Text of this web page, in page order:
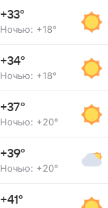
+33°
Ночью: +18°
+34°
Ночью: +18°
+37°
Ночью: +20°
+39°
Ночью: +20°
+41°